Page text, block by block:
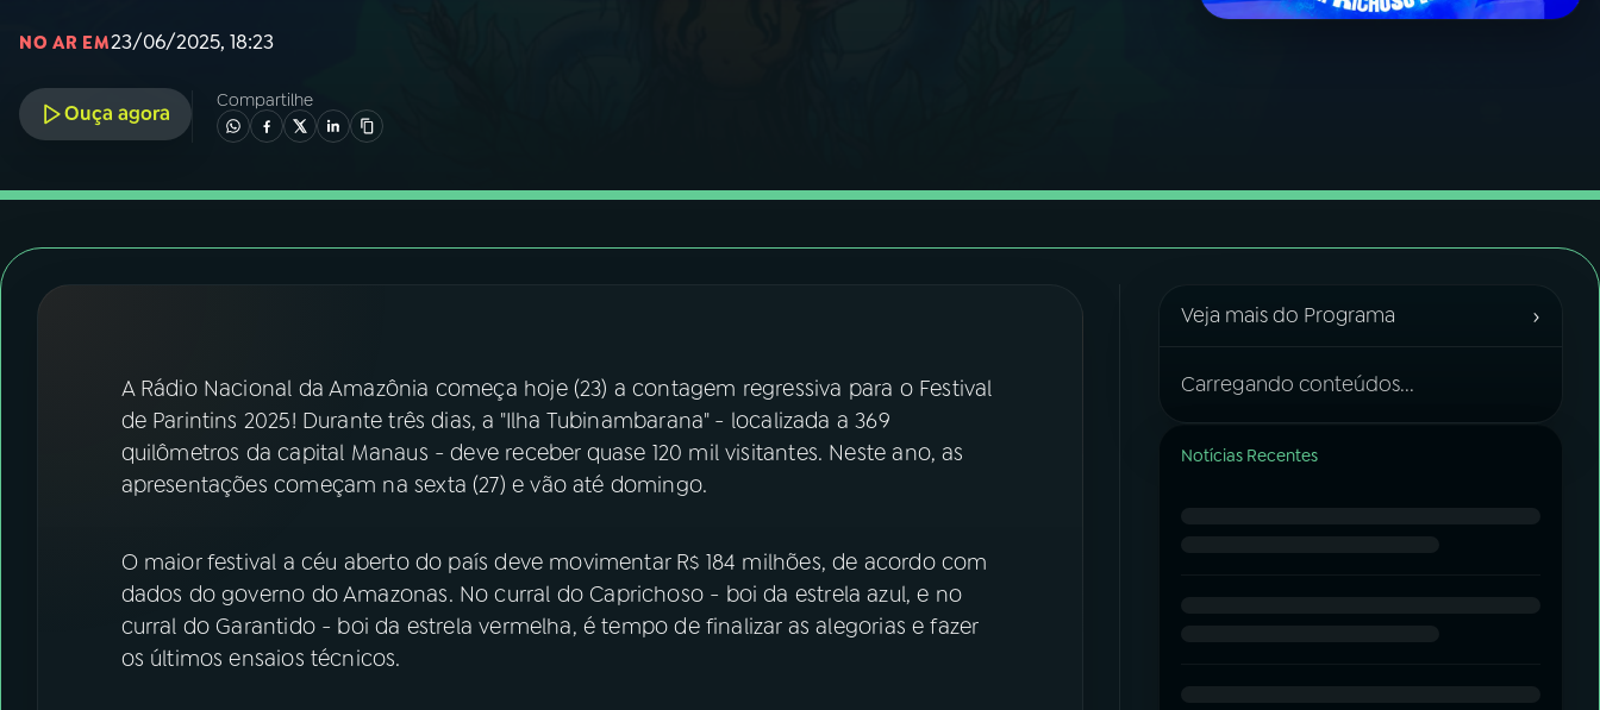
04PROGRAMAS
06VIDEOCASTS
FESTIVAL DE MÚSICA
ACOMPANHE A RÁDIO NACIONAL
Instagram X
NO AR EM23/06/2025, 18:23
Ouça agora
Compartilhe
A Rádio Nacional da Amazônia começa hoje (23) a contagem regressiva para o Festival
de Parintins 2025! Durante três dias, a "Ilha Tubinambarana" - localizada a 369
quilômetros da capital Manaus - deve receber quase 120 mil visitantes. Neste ano, as
apresentações começam na sexta (27) e vão até domingo.
O maior festival a céu aberto do país deve movimentar R$ 184 milhões, de acordo com
dados do governo do Amazonas. No curral do Caprichoso - boi da estrela azul, e no
curral do Garantido - boi da estrela vermelha, é tempo de finalizar as alegorias e fazer
os últimos ensaios técnicos.
Veja mais do Programa ›
Carregando conteúdos...
Notícias Recentes